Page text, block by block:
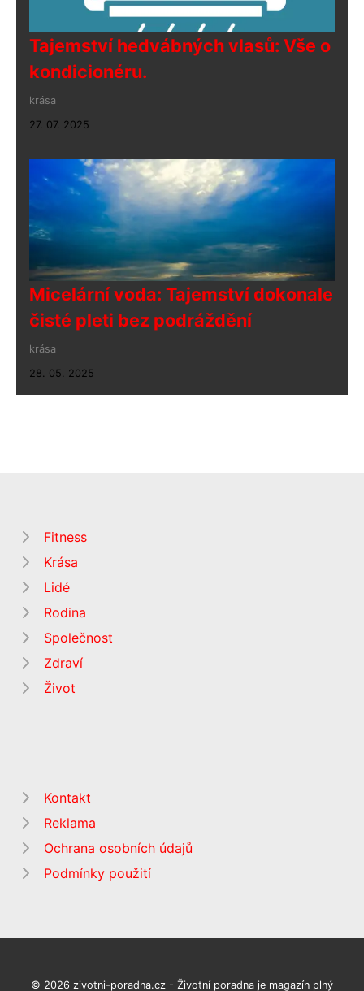
Tajemství hedvábných vlasů: Vše o
kondicionéru.
krása
27. 07. 2025
Micelární voda: Tajemství dokonale
čisté pleti bez podráždění
krása
28. 05. 2025
Fitness
Krása
Lidé
Rodina
Společnost
Zdraví
Život
Kontakt
Reklama
Ochrana osobních údajů
Podmínky použití
© 2026 zivotni-poradna.cz - Životní poradna je magazín plný